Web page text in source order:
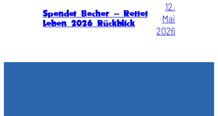
Spendet Becher – Rettet
Leben 2026 Rückblick
12.
Mai
2026